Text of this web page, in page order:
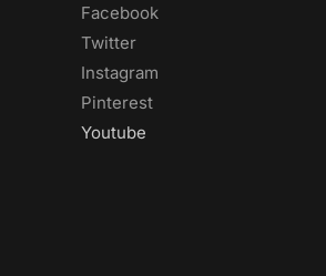
Facebook
Twitter
Instagram
Pinterest
Youtube